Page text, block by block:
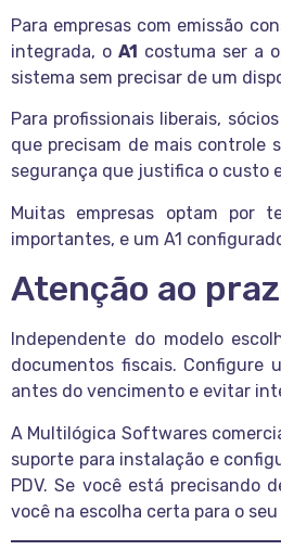
Para empresas com emissão
integrada, o A1 costuma ser a
sistema sem precisar de um
Para profissionais liberais,
que precisam de mais controle
segurança que justifica o custo
Muitas empresas optam por
importantes, e um A1
Atenção ao
Independente do modelo
documentos fiscais. Configure
antes do vencimento e evitar
A Multilógica Softwares
suporte para instalação e
PDV. Se você está precisando
você na escolha certa para o seu